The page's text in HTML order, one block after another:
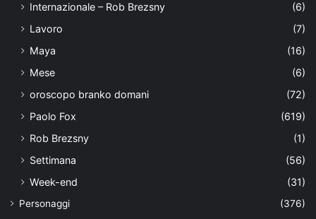
Internazionale – Rob Brezsny
(6)
Lavoro
(7)
Maya
(16)
Mese
(6)
oroscopo branko domani
(72)
Paolo Fox
(619)
Rob Brezsny
(1)
Settimana
(56)
Week-end
(31)
Personaggi
(376)